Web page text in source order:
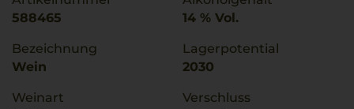
588465
Bezeichnung
Wein
Weinart
14 % Vol.
Lagerpotential
2030
Verschluss